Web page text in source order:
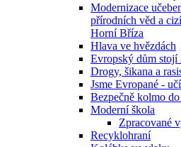
Modernizace
přírodních věd a
Horní Bříza
Hlava ve hvězdách
Evropský dům stojí
Drogy, šikana a
Jsme Evropané -
Bezpečně kolmo
Moderní škola
Zpracované
Recyklohraní